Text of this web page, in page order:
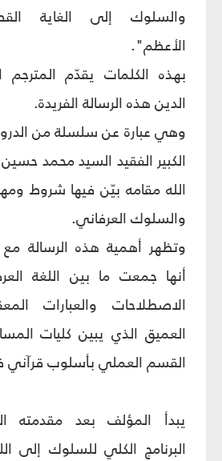
والسلوك إلى الغاية
الأعظم".
بهذه الكلمات يقدّم
الدين هذه الرسالة الفريدة.
وهي عبارة عن سلسلة من
الكبير الفقيد السيد محمد
الله مقامه بيّن فيها شروط
والسلوك العرفاني.
وتظهر أهمية هذه الرسالة
أنها جمعت ما بين اللغة
الاصطلاحات والعبارات
العميق الذي يبين كليات
القسم العملي بأسلوب قرآني
يبدأ المؤلف بعد مقدمته
البرنامج الكلي للسلوك إلى